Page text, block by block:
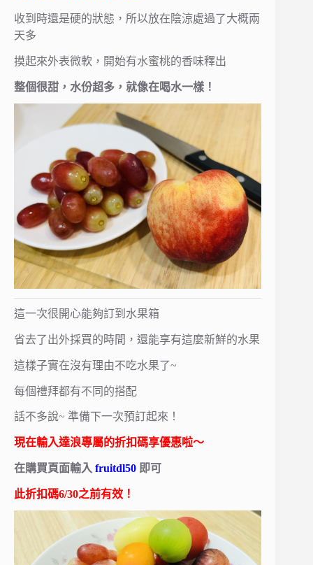
收到時還是硬的狀態，所以放在陰涼處過了大概兩
天多
摸起來外表微軟，開始有水蜜桃的香味釋出
整個很甜，水份超多，就像在喝水一樣！
這一次很開心能夠訂到水果箱
省去了出外採買的時間，還能享有這麼新鮮的水果
這樣子實在沒有理由不吃水果了~
每個禮拜都有不同的搭配
話不多說~ 準備下一次預訂起來！
現在輸入達浪專屬的折扣碼享優惠啦～
在購買頁面輸入 fruitdl50 即可
此折扣碼6/30之前有效！